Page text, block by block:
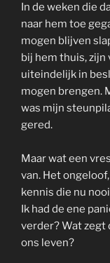
In de weken die
naar hem toe
mogen blijven
bij hem thuis, zijn
uiteindelijk in
mogen brengen.
was mijn
gered.
Maar wat een
van. Het
kennis die nu
Ik had de ene
verder? Wat zegt
ons leven?